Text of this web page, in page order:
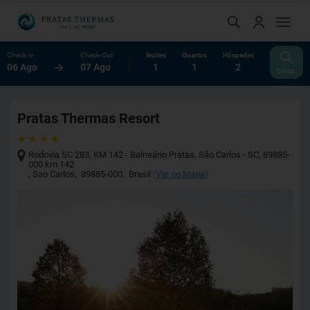
Check-In
06 Ago
Check-Out
07 Ago
Noites
1
Quartos
1
Hóspedes
2 Editar
Pratas Thermas Resort
Rodovia SC 283, KM 142 - Balneário Pratas, São Carlos - SC, 89885-
000 km 142
, Sao Carlos, 89885-000, Brasil (Ver no Mapa)